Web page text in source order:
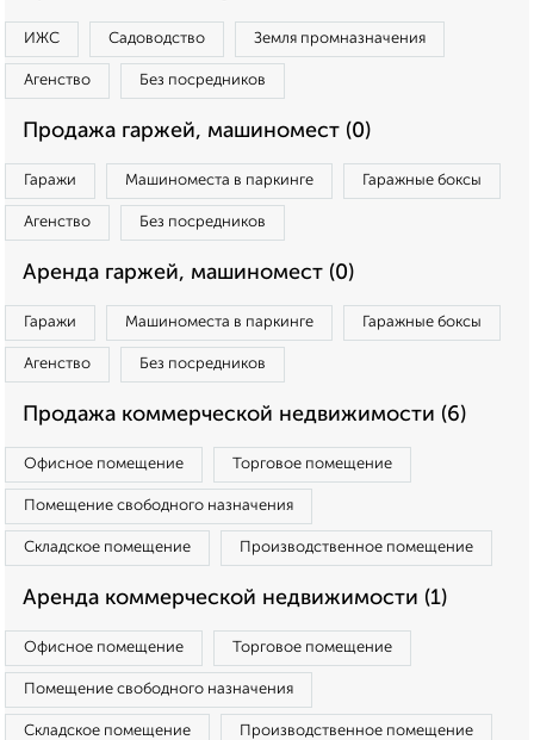
ИЖС Садоводство Земля промназначения
Агенство Без посредников
Продажа гаржей, машиномест (0)
Гаражи Машиноместа в паркинге Гаражные боксы
Агенство Без посредников
Аренда гаржей, машиномест (0)
Гаражи Машиноместа в паркинге Гаражные боксы
Агенство Без посредников
Продажа коммерческой недвижимости (6)
Офисное помещение Торговое помещение
Помещение свободного назначения
Складское помещение Производственное помещение
Аренда коммерческой недвижимости (1)
Офисное помещение Торговое помещение
Помещение свободного назначения
Складское помещение Производственное помещение